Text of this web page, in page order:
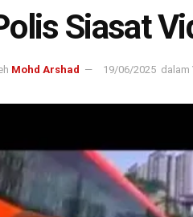
Siasat
Mohd Arshad 19/06/2025 dalam